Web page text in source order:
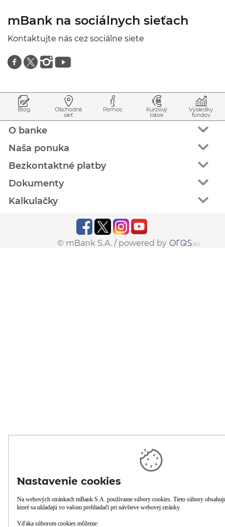
mBank na sociálnych sieťach
Kontaktujte nás cez sociálne siete
Znajdź nas na facebooku
Znajdź nas na twitterze
Znajdź nas na instagramie
Znajdź nas na youtube
Blog Obchodná
sieť
Pomoc Kurzový
lístok
Výsledky
fondov
O banke
Naša ponuka
Bezkontaktné platby
Dokumenty
Kalkulačky
© mBank S.A. / powered by